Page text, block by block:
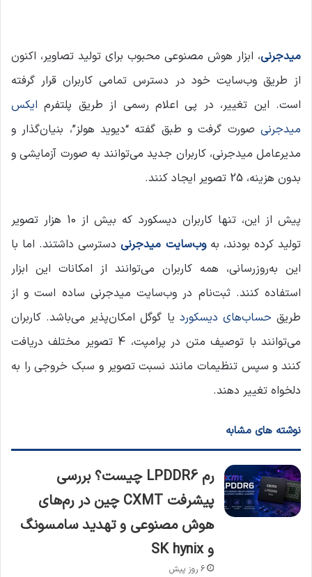
میدجرنی، ابزار هوش مصنوعی محبوب برای تولید تصاویر، اکنون
از طریق وب‌سایت خود در دسترس تمامی کاربران قرار گرفته
است. این تغییر، در پی اعلام رسمی از طریق پلتفرم ایکس
میدجرنی صورت گرفت و طبق گفته “دیوید هولز”، بنیان‌گذار و
مدیرعامل میدجرنی، کاربران جدید می‌توانند به صورت آزمایشی و
بدون هزینه، 25 تصویر ایجاد کنند.
پیش از این، تنها کاربران دیسکورد که بیش از 10 هزار تصویر
تولید کرده بودند، به وب‌سایت میدجرنی دسترسی داشتند. اما با
این به‌روزرسانی، همه کاربران می‌توانند از امکانات این ابزار
استفاده کنند. ثبت‌نام در وب‌سایت میدجرنی ساده است و از
طریق حساب‌های دیسکورد یا گوگل امکان‌پذیر می‌باشد. کاربران
می‌توانند با توصیف متن در پرامپت، 4 تصویر مختلف دریافت
کنند و سپس تنظیمات مانند نسبت تصویر و سبک خروجی را به
دلخواه تغییر دهند.
نوشته های مشابه
رم LPDDR6 چیست؟ بررسی
پیشرفت CXMT چین در رم‌های
هوش مصنوعی و تهدید سامسونگ
و SK hynix
6 روز پیش